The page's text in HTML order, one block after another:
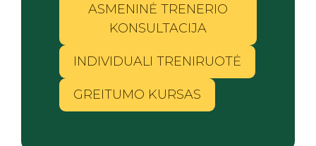
ASMENINĖ TRENERIO
KONSULTACIJA
INDIVIDUALI TRENIRUOTĖ
GREITUMO KURSAS